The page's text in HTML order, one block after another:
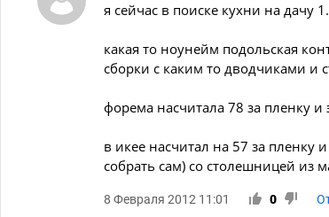
я сейчас в поиске кухни на дачу
какая то ноунейм подольская
сборки с каким то дводчиками и
форема насчитала 78 за пленку
в икее насчитал на 57 за пленку
собрать сам) со столешницей из
8 Февраля 2012 11:01 0